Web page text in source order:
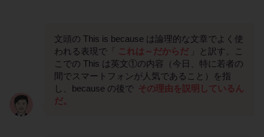
文頭の This is because は論理的な文章でよく使
われる表現で「 これは～だからだ
」と訳す。こ
こでの This は英文①の内容（今日、特に若者の
間でスマートフォンが人気であること）を指
し、because の後で その理由を説明しているん
だ。